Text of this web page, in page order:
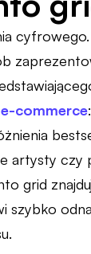
e-commerce
artysty czy
grid